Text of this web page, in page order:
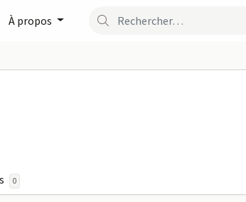
À propos
sur FormaPro
0